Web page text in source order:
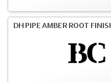
DH PIPE AMBER ROOT